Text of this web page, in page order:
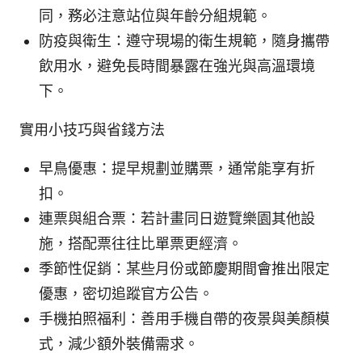
同，務必注意站位與年齡分組規範。
防疫與衛生：遵守現場的衛生規範，隨身攜帶
飲用水，避免長時間暴露在強光與高溫環境
下。
實用小技巧與省錢方法
早鳥優惠：提早規劃並購票，通常能享有折
扣。
連票與組合票：若計畫同日遊覽樂園其他設
施，搭配票往往比單票更經濟。
季節性促銷：某些月份或節慶期間會推出限定
優惠，密切追蹤官方公告。
手機拍照福利：善用手機自帶的夜景與美顏模
式，減少額外裝備需求。